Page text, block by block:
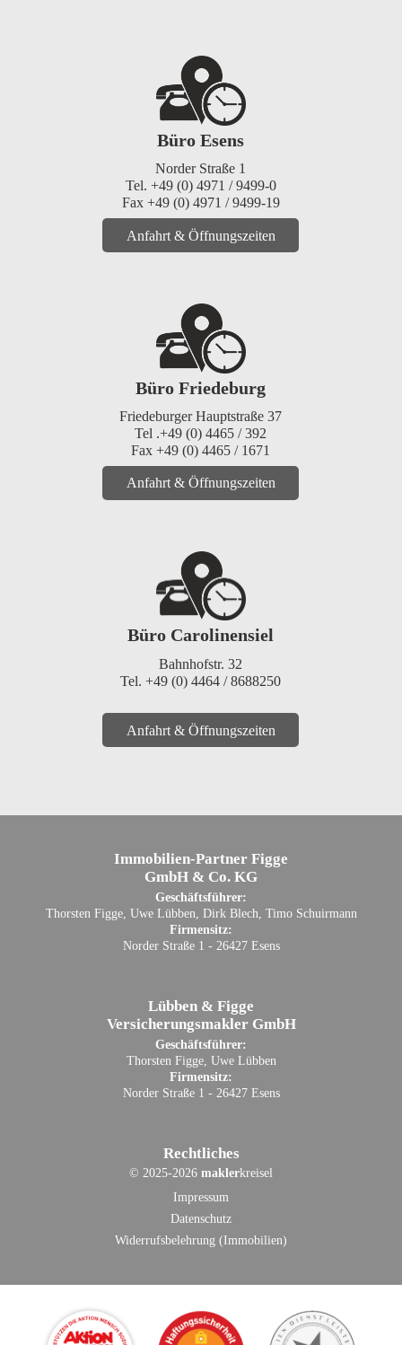
Büro Esens
Norder Straße 1
Tel. +49 (0) 4971 / 9499-0
Fax +49 (0) 4971 / 9499-19
Anfahrt & Öffnungszeiten
Büro Friedeburg
Friedeburger Hauptstraße 37
Tel .+49 (0) 4465 / 392
Fax +49 (0) 4465 / 1671
Anfahrt & Öffnungszeiten
Büro Carolinensiel
Bahnhofstr. 32
Tel. +49 (0) 4464 / 8688250
Anfahrt & Öffnungszeiten
Immobilien-Partner Figge
GmbH & Co. KG
Geschäftsführer:
Thorsten Figge, Uwe Lübben, Dirk Blech, Timo Schuirmann
Firmensitz:
Norder Straße 1 - 26427 Esens
Lübben & Figge
Versicherungsmakler GmbH
Geschäftsführer:
Thorsten Figge, Uwe Lübben
Firmensitz:
Norder Straße 1 - 26427 Esens
Rechtliches
© 2025-2026 maklerkreisel
Impressum
Datenschutz
Widerrufsbelehrung (Immobilien)